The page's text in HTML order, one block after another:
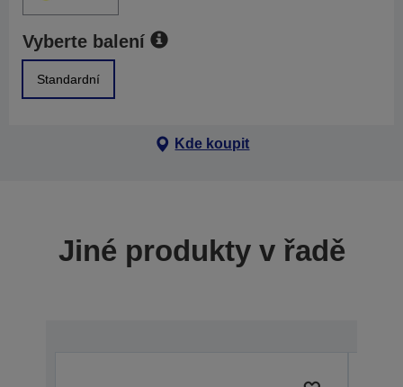
Vyberte balení
Standardní
Kde koupit
Jiné produkty v řadě